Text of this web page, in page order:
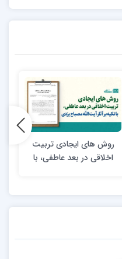
روش های ایجادی تربیت
اخلاقی در بعد عاطفی، با